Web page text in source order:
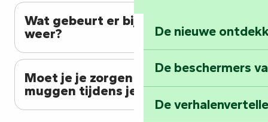
De nieuwe
De beschermers
De
Wat gebeurt er bij slecht
weer?
Moet je je zorgen maken over
muggen tijdens je wandeling?